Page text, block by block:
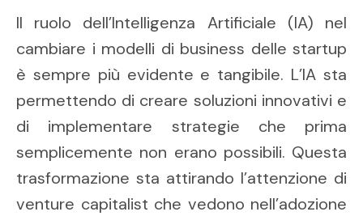
Il ruolo dell’Intelligenza Artificiale (IA) nel
cambiare i modelli di business delle startup
è sempre più evidente e tangibile. L’IA sta
permettendo di creare soluzioni innovativi e
di implementare strategie che prima
semplicemente non erano possibili. Questa
trasformazione sta attirando l’attenzione di
venture capitalist che vedono nell’adozione